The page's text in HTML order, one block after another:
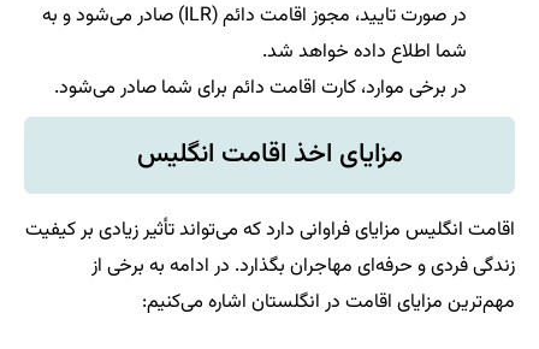
در صورت تایید، مجوز اقامت دائم (ILR) صادر می‌شود و به
شما اطلاع داده خواهد شد.
در برخی موارد، کارت اقامت دائم برای شما صادر می‌شود.
مزایای اخذ اقامت انگلیس
اقامت انگلیس مزایای فراوانی دارد که می‌تواند تأثیر زیادی بر کیفیت
زندگی فردی و حرفه‌ای مهاجران بگذارد. در ادامه به برخی از
مهم‌ترین مزایای اقامت در انگلستان اشاره می‌کنیم: